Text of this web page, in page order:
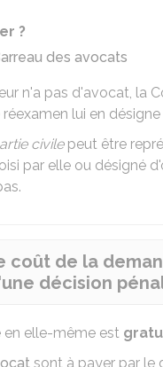
?
des avocats
n'a pas d'avocat, la
lui en désigne
civilepeut être
par elle ou désigné
coût de la
décision
en elle-même est
sont à payer par le